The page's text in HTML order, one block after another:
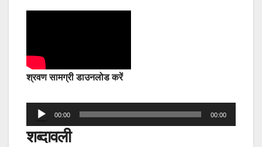
श्रवण सामग्री डाउनलोड करें
Audio
Player
00:00 00:00
शब्दावली